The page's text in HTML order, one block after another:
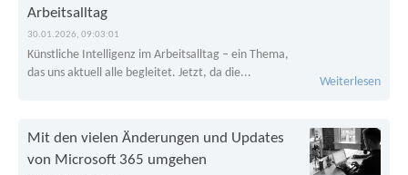
Arbeitsalltag
30.01.2026, 09:03:01
Künstliche Intelligenz im Arbeitsalltag – ein Thema,
das uns aktuell alle begleitet. Jetzt, da die...
Weiterlesen
Mit den vielen Änderungen und Updates
von Microsoft 365 umgehen